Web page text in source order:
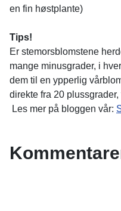
en fin høstplante)
Tips!
Er stemorsblomstene
mange minusgrader, i
dem til en ypperlig
direkte fra 20
Les mer på bloggen vår: